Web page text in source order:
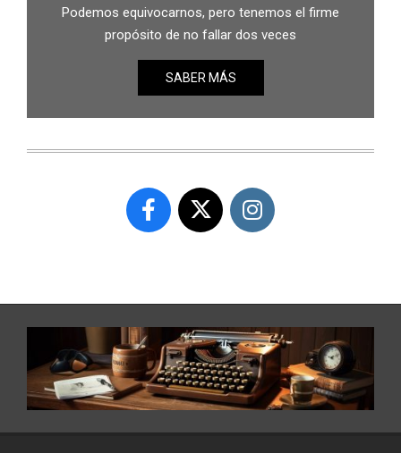
Podemos equivocarnos, pero tenemos el firme
propósito de no fallar dos veces
SABER MÁS